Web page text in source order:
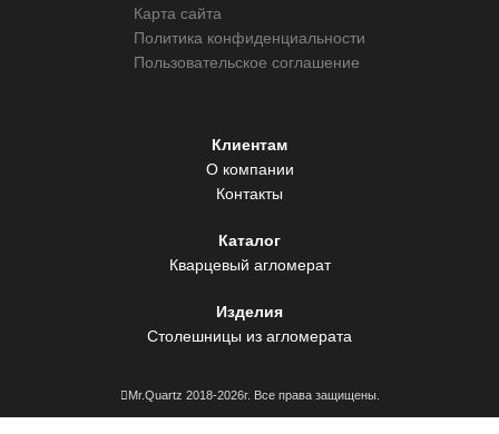
Карта сайта
Политика конфиденциальности
Пользовательское соглашение
Клиентам
О компании
Контакты
Каталог
Кварцевый агломерат
Изделия
Столешницы из агломерата
Mr.Quartz 2018-2026г. Все права защищены.